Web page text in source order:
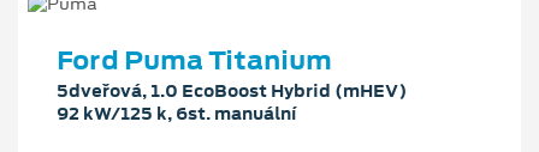
Ford Puma Titanium
5dveřová, 1.0 EcoBoost Hybrid (mHEV)
92 kW/125 k, 6st. manuální